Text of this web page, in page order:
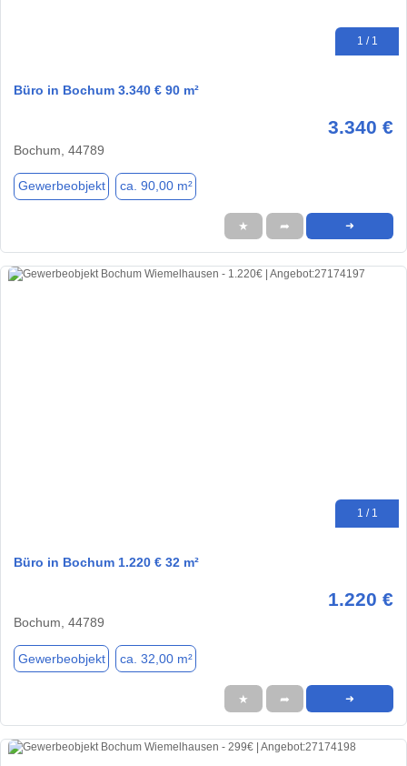
1 / 1
Büro in Bochum 3.340 € 90 m²
3.340 €
Bochum, 44789
Gewerbeobjekt ca. 90,00 m²
★ ➦ ➜
1 / 1
Büro in Bochum 1.220 € 32 m²
1.220 €
Bochum, 44789
Gewerbeobjekt ca. 32,00 m²
★ ➦ ➜